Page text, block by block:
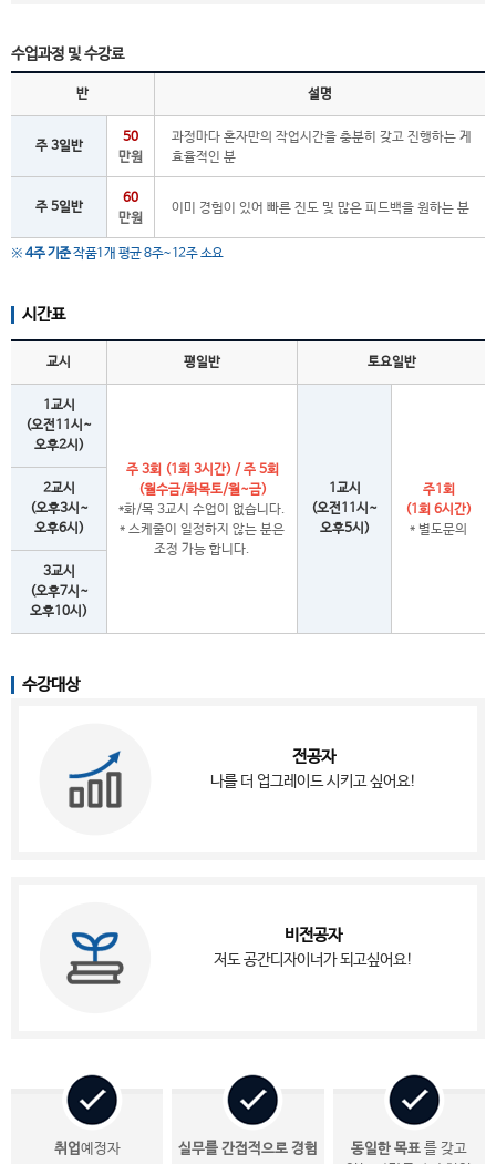
수업과정 및 수강료
반 설명
주 3일반
50
만원
과정마다 혼자만의 작업시간을 충분히 갖고 진행하는 게
효율적인 분
주 5일반
60
만원
이미 경험이 있어 빠른 진도 및 많은 피드백을 원하는 분
※ 4주 기준작품1개 평균 8주~12주 소요
시간표
교시 평일반 토요일반
1교시
(오전11시~
오후2시)
주 3회 (1회 3시간) / 주 5회
(월수금/화목토/월~금)
*화/목 3교시 수업이 없습니다.
* 스케줄이 일정하지 않는 분은
조정 가능 합니다.
1교시
(오전11시~
오후5시)
주1회
(1회 6시간)
* 별도문의
2교시
(오후3시~
오후6시)
3교시
(오후7시~
오후10시)
수강대상
전공자
나를 더 업그레이드 시키고 싶어요!
비전공자
저도 공간디자이너가 되고싶어요!
취업예정자 실무를 간접적으로 경험 동일한 목표를 갖고